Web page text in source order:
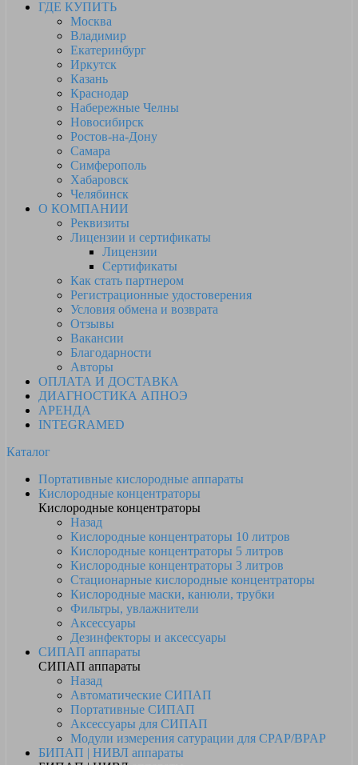
ГДЕ КУПИТЬ
Москва
Владимир
Екатеринбург
Иркутск
Казань
Краснодар
Набережные Челны
Новосибирск
Ростов-на-Дону
Самара
Симферополь
Хабаровск
Челябинск
О КОМПАНИИ
Реквизиты
Лицензии и сертификаты
Лицензии
Сертификаты
Как стать партнером
Регистрационные удостоверения
Условия обмена и возврата
Отзывы
Вакансии
Благодарности
Авторы
ОПЛАТА И ДОСТАВКА
ДИАГНОСТИКА АПНОЭ
АРЕНДА
INTEGRAMED
Каталог
Портативные кислородные аппараты
Кислородные концентраторы
Кислородные концентраторы
Назад
Кислородные концентраторы 10 литров
Кислородные концентраторы 5 литров
Кислородные концентраторы 3 литров
Стационарные кислородные концентраторы
Кислородные маски, канюли, трубки
Фильтры, увлажнители
Аксессуары
Дезинфекторы и аксессуары
СИПАП аппараты
СИПАП аппараты
Назад
Автоматические СИПАП
Портативные СИПАП
Аксессуары для СИПАП
Модули измерения сатурации для CPAP/BPAP
БИПАП | НИВЛ аппараты